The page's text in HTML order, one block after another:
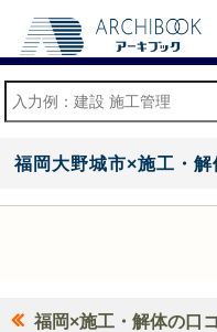
福岡大野城市×施工・
福岡×施工・解体の口